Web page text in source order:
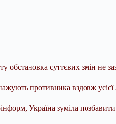
обстановка суттєвих змін не
противника вздовж усієї
Україна зуміла